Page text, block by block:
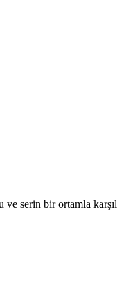
serin bir ortamla